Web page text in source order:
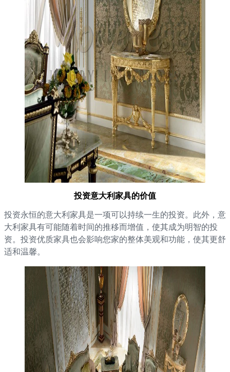
投资意大利家具的价值
投资永恒的意大利家具是一项可以持续一生的投资。此外，意
大利家具有可能随着时间的推移而增值，使其成为明智的投
资。投资优质家具也会影响您家的整体美观和功能，使其更舒
适和温馨。